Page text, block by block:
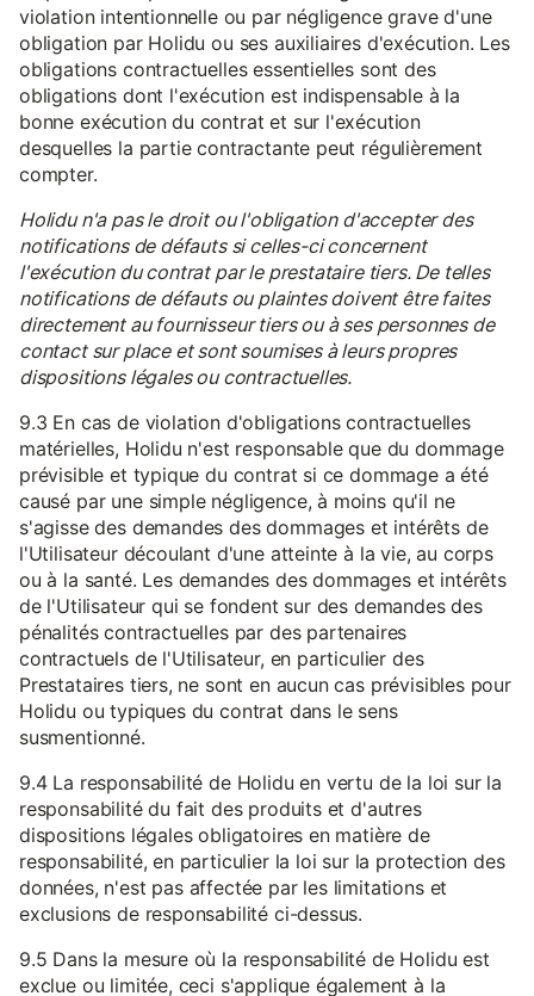
violation intentionnelle ou par négligence grave d'une
obligation par Holidu ou ses auxiliaires d'exécution. Les
obligations contractuelles essentielles sont des
obligations dont l'exécution est indispensable à la
bonne exécution du contrat et sur l'exécution
desquelles la partie contractante peut régulièrement
compter.
Holidu n'a pas le droit ou l'obligation d'accepter des
notifications de défauts si celles-ci concernent
l'exécution du contrat par le prestataire tiers. De telles
notifications de défauts ou plaintes doivent être faites
directement au fournisseur tiers ou à ses personnes de
contact sur place et sont soumises à leurs propres
dispositions légales ou contractuelles.
9.3 En cas de violation d'obligations contractuelles
matérielles, Holidu n'est responsable que du dommage
prévisible et typique du contrat si ce dommage a été
causé par une simple négligence, à moins qu'il ne
s'agisse des demandes des dommages et intérêts de
l'Utilisateur découlant d'une atteinte à la vie, au corps
ou à la santé. Les demandes des dommages et intérêts
de l'Utilisateur qui se fondent sur des demandes des
pénalités contractuelles par des partenaires
contractuels de l'Utilisateur, en particulier des
Prestataires tiers, ne sont en aucun cas prévisibles pour
Holidu ou typiques du contrat dans le sens
susmentionné.
9.4 La responsabilité de Holidu en vertu de la loi sur la
responsabilité du fait des produits et d'autres
dispositions légales obligatoires en matière de
responsabilité, en particulier la loi sur la protection des
données, n'est pas affectée par les limitations et
exclusions de responsabilité ci-dessus.
9.5 Dans la mesure où la responsabilité de Holidu est
exclue ou limitée, ceci s'applique également à la